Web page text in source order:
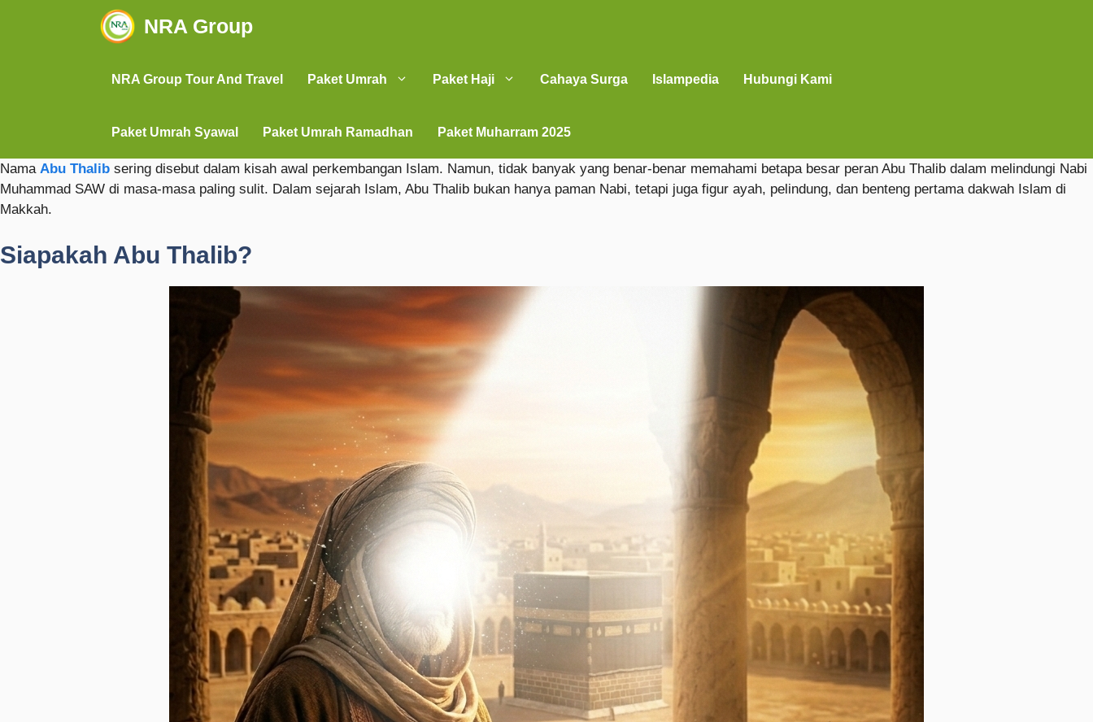
NRA Group
NRA Group Tour And Travel Paket Umrah Paket Haji Cahaya Surga Islampedia Hubungi Kami
Paket Umrah Syawal Paket Umrah Ramadhan Paket Muharram 2025
Nama Abu Thalib sering disebut dalam kisah awal perkembangan Islam. Namun, tidak banyak yang benar-benar memahami betapa besar peran Abu Thalib dalam melindungi Nabi
Muhammad SAW di masa-masa paling sulit. Dalam sejarah Islam, Abu Thalib bukan hanya paman Nabi, tetapi juga figur ayah, pelindung, dan benteng pertama dakwah Islam di
Makkah.
Siapakah Abu Thalib?